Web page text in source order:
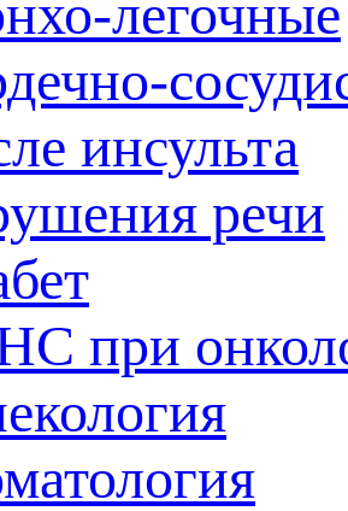
легочные
инсульта
речи
при